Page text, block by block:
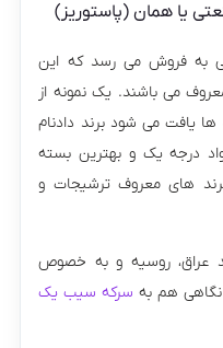
یا همان (پاستوریز)
به فروش می رسد که این
می باشند. یک نمونه از
یافت می شود برند دادنام
درجه یک و بهترین بسته
های معروف ترشیجات و
عراق، روسیه و به خصوص
نگاهی هم به سرکه سیب یک